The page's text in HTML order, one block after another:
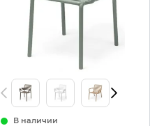
В наличии